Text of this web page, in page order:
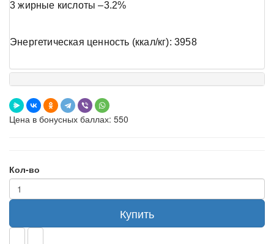
3 жирные кислоты –3.2%
Энергетическая ценность (ккал/кг): 3958
Цена в бонусных баллах: 550
Кол-во
Купить